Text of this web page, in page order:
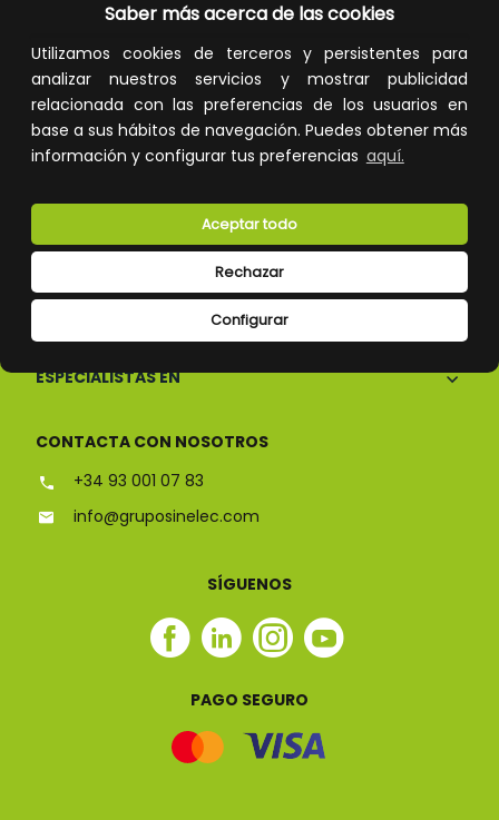
Saber más acerca de las cookies
Utilizamos cookies de terceros y persistentes para
analizar nuestros servicios y mostrar publicidad
relacionada con las preferencias de los usuarios en
base a sus hábitos de navegación. Puedes obtener más
información y configurar tus preferencias aquí.
Configurar
Rechazar
Aceptar todo
Atención al cliente
ESPECIALISTAS EN
CONTACTA CON NOSOTROS
+34 93 001 07 83
info@gruposinelec.com
SÍGUENOS
Facebook
Linkedin
Instagram
Youtube
PAGO SEGURO